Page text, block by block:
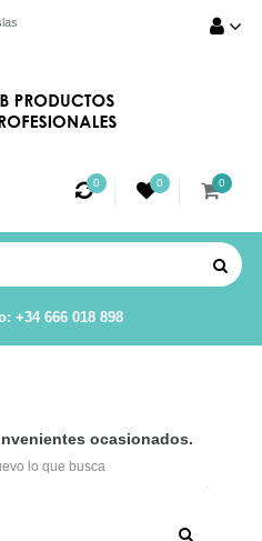
0 0 0
+34 666 018 898
ocasionados.
lo que busca